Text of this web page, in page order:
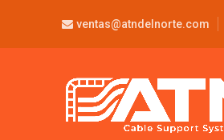
ventas@atndelnorte.com